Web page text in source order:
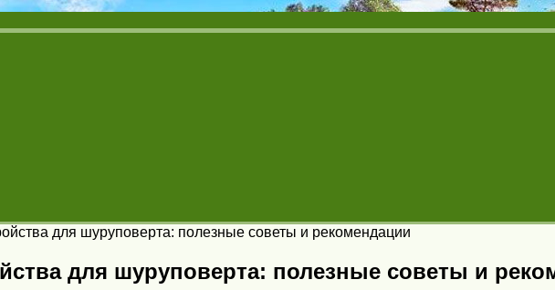
для шуруповерта: полезные советы и рекомендации
для шуруповерта: полезные советы и